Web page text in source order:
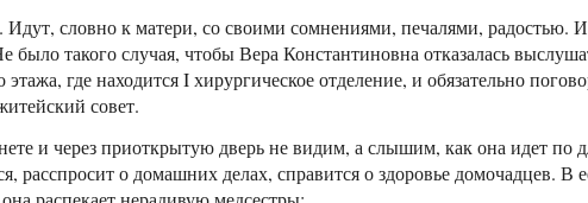
Идут, словно к матери, со своими сомнениями, печалями, радостью.
было такого случая, чтобы Вера Константиновна отказалась
этажа, где находится I хирургическое отделение, и обязательно
совет.
и через приоткрытую дверь не видим, а слышим, как она идет по
расспросит о домашних делах, справится о здоровье домочадцев. В